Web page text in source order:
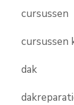
cursussen
cursussen
dak